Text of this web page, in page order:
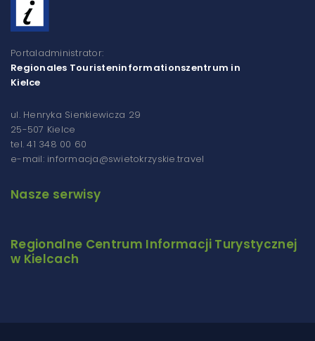
Portaladministrator:
Regionales Touristeninformationszentrum in
Kielce
ul. Henryka Sienkiewicza 29
25-507 Kielce
tel. 41 348 00 60
e-mail: informacja@swietokrzyskie.travel
Nasze serwisy
Regionalne Centrum Informacji Turystycznej
w Kielcach